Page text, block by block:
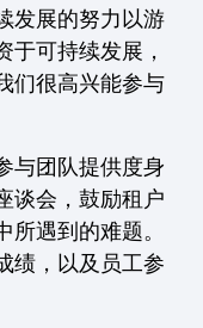
发展的努力以游
于可持续发展，
们很高兴能参与
与团队提供度身
谈会，鼓励租户
遇到的难题。
绩，以及员工参